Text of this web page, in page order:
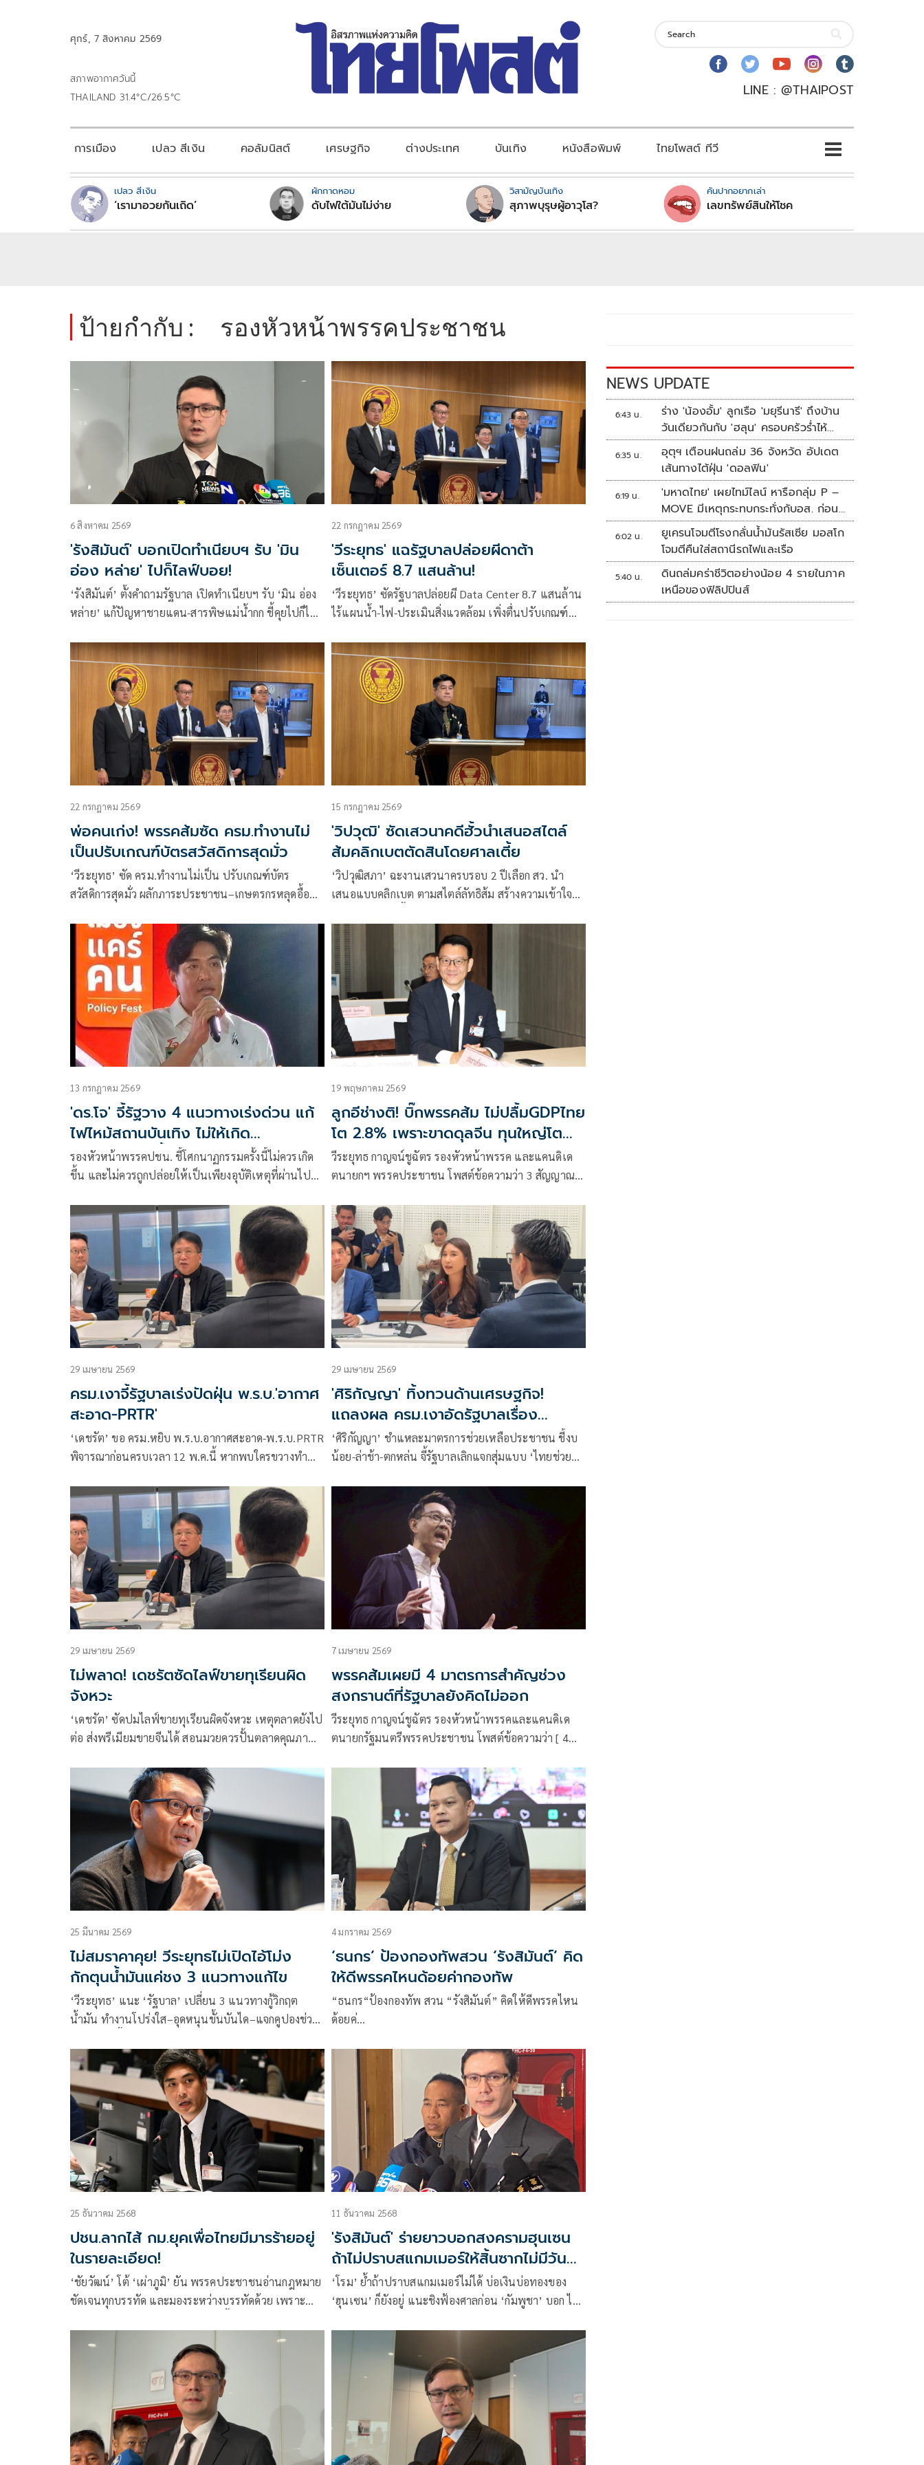
ศุกร์, 7 สิงหาคม 2569
สภาพอากาศวันนี้
THAILAND 31.4°C/26.5°C
LINE : @THAIPOST
การเมือง เปลว สีเงิน คอลัมนิสต์ เศรษฐกิจ ต่างประเทศ บันเทิง หนังสือพิมพ์ ไทยโพสต์ ทีวี
เปลว สีเงิน
‘เรามาอวยกันเถิด’
ผักกาดหอม
ดับไฟใต้มันไม่ง่าย
วิสามัญบันเทิง
สุภาพบุรุษผู้อาวุโส?
คันปากอยากเล่า
เลขทรัพย์สินให้โชค
ป้ายกำกับ : รองหัวหน้าพรรคประชาชน
6 สิงหาคม 2569
'รังสิมันต์' บอกเปิดทำเนียบฯ รับ 'มิน
อ่อง หล่าย' ไปก็ไลฟ์บอย!
‘รังสิมันต์’ ตั้งคำถามรัฐบาล เปิดทำเนียบฯ รับ ‘มิน อ่อง
หล่าย’ แก้ปัญหาชายแดน-สารพิษแม่น้ำกก ชี้คุยไปก็ไลฟ์
ความชอบธรรมให้รัฐบาลเมียนมา
22 กรกฎาคม 2569
'วีระยุทธ' แฉรัฐบาลปล่อยผีดาต้า
เซ็นเตอร์ 8.7 แสนล้าน!
‘วีระยุทธ’ ซัดรัฐบาลปล่อยผี Data Center 8.7 แสนล้าน
ไร้แผนน้ำ-ไฟ-ประเมินสิ่งแวดล้อม เพิ่งตื่นปรับเกณฑ์
22 กรกฎาคม 2569
พ่อคนเก่ง! พรรคส้มซัด ครม.ทำงานไม่
เป็นปรับเกณฑ์บัตรสวัสดิการสุดมั่ว
‘วีระยุทธ’ ซัด ครม.ทำงานไม่เป็น ปรับเกณฑ์บัตร
สวัสดิการสุดมั่ว ผลักภาระประชาชน–เกษตรกรหลุดอื้อ
15 กรกฎาคม 2569
'วิปวุฒิ' ซัดเสวนาคดีฮั้วนำเสนอสไตล์
ส้มคลิกเบตตัดสินโดยศาลเตี้ย
‘วิปวุฒิสภา’ ฉะงานเสวนาครบรอบ 2 ปีเลือก สว. นำ
เสนอแบบคลิกเบต ตามสไตล์ลัทธิส้ม สร้างความเข้าใจ
นี้บริสุทธิ์ ถูกตัดสินโดยศาลเตี้ย
13 กรกฎาคม 2569
'ดร.โจ' จี้รัฐวาง 4 แนวทางเร่งด่วน แก้
ไฟไหม้สถานบันเทิง ไม่ให้เกิด
โศกนาฏกรรมซ้ำอีก
รองหัวหน้าพรรคปชน. ชี้โศกนาฏกรรมครั้งนี้ไม่ควรเกิด
ขึ้น และไม่ควรถูกปล่อยให้เป็นเพียงอุบัติเหตุที่ผ่านไป
19 พฤษภาคม 2569
ลูกอีช่างติ! บิ๊กพรรคส้ม ไม่ปลื้มGDPไทย
โต 2.8% เพราะขาดดุลจีน ทุนใหญ่โต
ทุนเล็กเจ๊ง เกษตรกรแย่
วีระยุทธ กาญจน์ชูฉัตร รองหัวหน้าพรรค และแคนดิเด
ตนายกฯ พรรคประชาชน โพสต์ข้อความว่า 3 สัญญาณ
29 เมษายน 2569
ครม.เงาจี้รัฐบาลเร่งปัดฝุ่น พ.ร.บ.'อากาศ
สะอาด-PRTR'
‘เดชรัต’ ขอ ครม.หยิบ พ.ร.บ.อากาศสะอาด-พ.ร.บ.PRTR
พิจารณาก่อนครบเวลา 12 พ.ค.นี้ หากพบใครขวางทำ
29 เมษายน 2569
'ศิริกัญญา' ทิ้งทวนด้านเศรษฐกิจ!
แถลงผล ครม.เงาอัดรัฐบาลเรื่อง
มาตรการช่วยเหลือ ปชช.
‘ศิริกัญญา’ ชำแหละมาตรการช่วยเหลือประชาชน ชี้งบ
น้อย-ล่าช้า-ตกหล่น จี้รัฐบาลเลิกแจกสุ่มแบบ ‘ไทยช่วย
มิถุนายนนี้ มีกู้เงินมาแจกแน่นอน!
29 เมษายน 2569
ไม่พลาด! เดชรัตซัดไลฟ์ขายทุเรียนผิด
จังหวะ
‘เดชรัต’ ซัดปมไลฟ์ขายทุเรียนผิดจังหวะ เหตุตลาดยังไป
ต่อ ส่งพรีเมียมขายจีนได้ สอนมวยควรปั้นตลาดคุณภาพ
7 เมษายน 2569
พรรคส้มเผยมี 4 มาตรการสำคัญช่วง
สงกรานต์ที่รัฐบาลยังคิดไม่ออก
วีระยุทธ กาญจน์ชูฉัตร รองหัวหน้าพรรคและแคนดิเด
ตนายกรัฐมนตรีพรรคประชาชน โพสต์ข้อความว่า [ 4
25 มีนาคม 2569
ไม่สมราคาคุย! วีระยุทธไม่เปิดไอ้โม่ง
กักตุนน้ำมันแค่ชง 3 แนวทางแก้ไข
‘วีระยุทธ’ แนะ ‘รัฐบาล’ เปลี่ยน 3 แนวทางกู้วิกฤต
น้ำมัน ทำงานโปร่งใส–อุดหนุนขั้นบันได–แจกคูปองช่วย
4 มกราคม 2569
‘ธนกร’ ป้องกองทัพสวน ‘รังสิมันต์’ คิด
ให้ดีพรรคไหนด้อยค่ากองทัพ
“ธนกร“ป้องกองทัพ สวน “รังสิมันต์” คิดให้ดีพรรคไหน
ด้อยค่…
25 ธันวาคม 2568
ปชน.ลากไส้ กม.ยุคเพื่อไทยมีมารร้ายอยู่
ในรายละเอียด!
‘ชัยวัฒน์’ โต้ ‘เผ่าภูมิ’ ยัน พรรคประชาชนอ่านกฎหมาย
ชัดเจนทุกบรรทัด และมองระหว่างบรรทัดด้วย เพราะ
11 ธันวาคม 2568
'รังสิมันต์' ร่ายยาวบอกสงครามฮุนเซน
ถ้าไม่ปราบสแกมเมอร์ให้สิ้นซากไม่มีวันจบ
ได้!
‘โรม’ ย้ำถ้าปราบสแกมเมอร์ไม่ได้ บ่อเงินบ่อทองของ
‘ฮุนเซน’ ก็ยังอยู่ แนะชิงฟ้องศาลก่อน ‘กัมพูชา’ บอก ไม่
มากกว่า จี้ต้องทำให้ทั่วโลกเห็นไทยชอบธรรม
NEWS UPDATE
6:43 น.
ร่าง 'น้องอั้ม' ลูกเรือ 'มยุรีนารี' ถึงบ้าน
วันเดียวกันกับ 'ฮลุน' ครอบครัวร่ำไห้
เผยฝันอยากเป็นทหารเรือ
6:35 น.
อุตุฯ เตือนฝนถล่ม 36 จังหวัด อัปเดต
เส้นทางไต้ฝุ่น 'ดอลฟิน'
6:19 น.
'มหาดไทย' เผยไทม์ไลน์ หารือกลุ่ม P –
MOVE มีเหตุกระทบกระทั่งกับอส. ก่อน
พาส่งขึ้นรถกลับ
6:02 น.
ยูเครนโจมตีโรงกลั่นน้ำมันรัสเซีย มอสโก
โจมตีคืนใส่สถานีรถไฟและเรือ
5:40 น.
ดินถล่มคร่าชีวิตอย่างน้อย 4 รายในภาค
เหนือของฟิลิปปินส์